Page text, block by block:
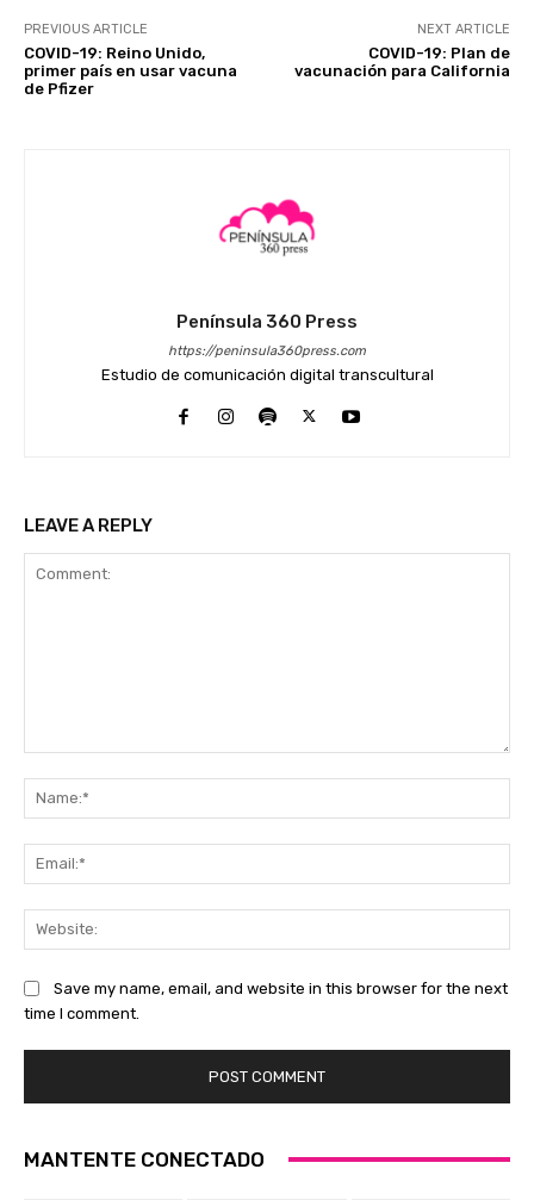
PREVIOUS ARTICLE
COVID-19: Reino Unido,
primer país en usar vacuna
de Pfizer
NEXT ARTICLE
COVID-19: Plan de
vacunación para California
Península 360 Press
https://peninsula360press.com
Estudio de comunicación digital transcultural
LEAVE A REPLY
Save my name, email, and website in this browser for the next
time I comment.
MANTENTE CONECTADO